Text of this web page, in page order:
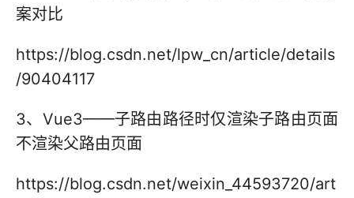
案对比
https://blog.csdn.net/lpw_cn/article/details
/90404117
3、Vue3——子路由路径时仅渲染子路由页面
不渲染父路由页面
https://blog.csdn.net/weixin_44593720/art